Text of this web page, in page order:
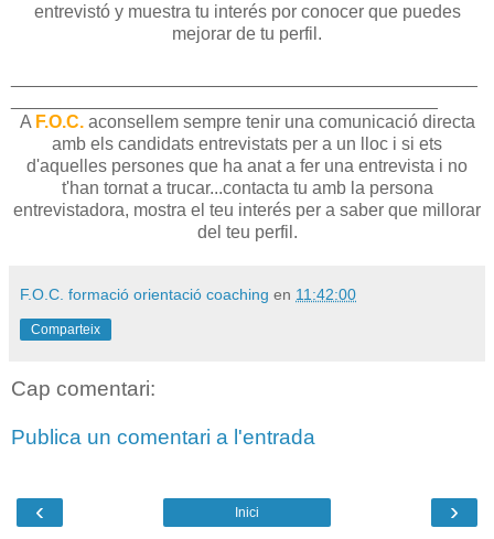
entrevistó y muestra tu interés por conocer que puedes
mejorar de tu perfil.
A F.O.C.aconsellem sempre tenir una comunicació directa
amb els candidats entrevistats per a un lloc i si ets
d'aquelles persones que ha anat a fer una entrevista i no
t'han tornat a trucar...contacta tu amb la persona
entrevistadora, mostra el teu interés per a saber que millorar
del teu perfil.
F.O.C. formació orientació coaching en 11:42:00
Comparteix
Cap comentari:
Publica un comentari a l'entrada
‹ ›
Inici